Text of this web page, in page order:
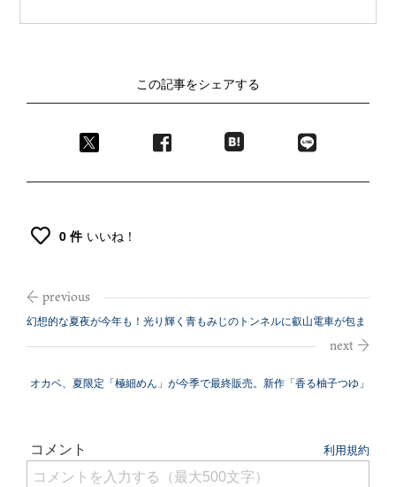
この記事をシェアする
0 件 いいね！
幻想的な夏夜が今年も！光り輝く青もみじのトンネルに叡山電車が包ま
オカベ、夏限定「極細めん」が今季で最終販売。新作「香る柚子つゆ」